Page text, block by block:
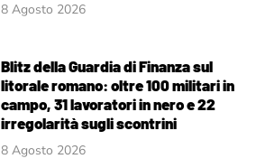
8 Agosto 2026
Blitz della Guardia di Finanza sul
litorale romano: oltre 100 militari in
campo, 31 lavoratori in nero e 22
irregolarità sugli scontrini
8 Agosto 2026